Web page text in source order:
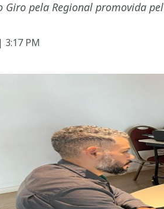
Giro pela Regional promovida
| 3:17 PM